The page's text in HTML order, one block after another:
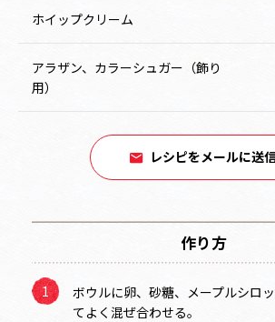
ホイップクリーム
アラザン、カラーシュガー（飾り
用）
レシピをメールに送
作り方
ボウルに卵、砂糖、メープルシロ
てよく混ぜ合わせる。